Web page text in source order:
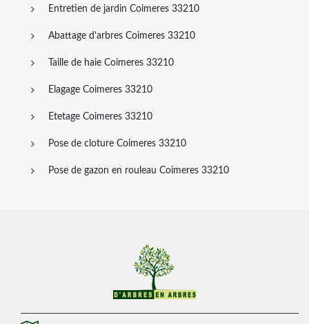
Entretien de jardin Coimeres 33210
Abattage d'arbres Coimeres 33210
Taille de haie Coimeres 33210
Elagage Coimeres 33210
Etetage Coimeres 33210
Pose de cloture Coimeres 33210
Pose de gazon en rouleau Coimeres 33210